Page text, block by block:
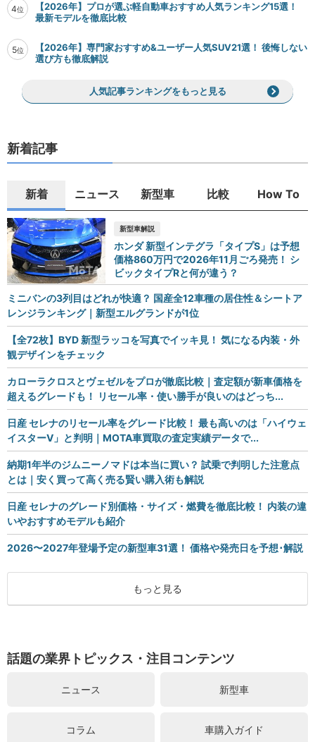
4位
【2026年】プロが選ぶ軽自動車おすすめ人気ランキング15選！
最新モデルを徹底比較
5位
【2026年】専門家おすすめ&ユーザー人気SUV21選！ 後悔しない
選び方も徹底解説
人気記事ランキングをもっと見る
新着記事
新着 ニュース 新型車 比較 How To
新型車解説
ホンダ 新型インテグラ「タイプS」は予想
価格860万円で2026年11月ごろ発売！ シ
ビックタイプRと何が違う？
ミニバンの3列目はどれが快適？ 国産全12車種の居住性＆シートア
レンジランキング｜新型エルグランドが1位
【全72枚】BYD 新型ラッコを写真でイッキ見！ 気になる内装・外
観デザインをチェック
カローラクロスとヴェゼルをプロが徹底比較｜査定額が新車価格を
超えるグレードも！ リセール率・使い勝手が良いのはどっち...
日産 セレナのリセール率をグレード比較！ 最も高いのは「ハイウェ
イスターV」と判明｜MOTA車買取の査定実績データで...
納期1年半のジムニーノマドは本当に買い？ 試乗で判明した注意点
とは｜安く買って高く売る賢い購入術も解説
日産 セレナのグレード別価格・サイズ・燃費を徹底比較！ 内装の違
いやおすすめモデルも紹介
2026〜2027年登場予定の新型車31選！ 価格や発売日を予想･解説
もっと見る
話題の業界トピックス・注目コンテンツ
ニュース 新型車
コラム 車購入ガイド